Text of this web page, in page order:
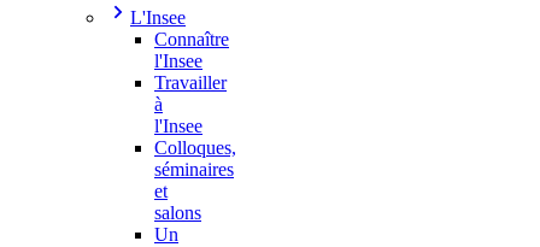
L'Insee
Connaître
l'Insee
Travailler
à
l'Insee
Colloques,
séminaires
et
salons
Un